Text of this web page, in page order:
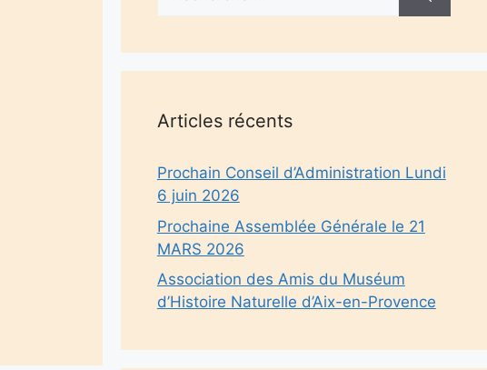
Articles récents
Prochain Conseil d’Administration Lundi
6 juin 2026
Prochaine Assemblée Générale le 21
MARS 2026
Association des Amis du Muséum
d’Histoire Naturelle d’Aix-en-Provence